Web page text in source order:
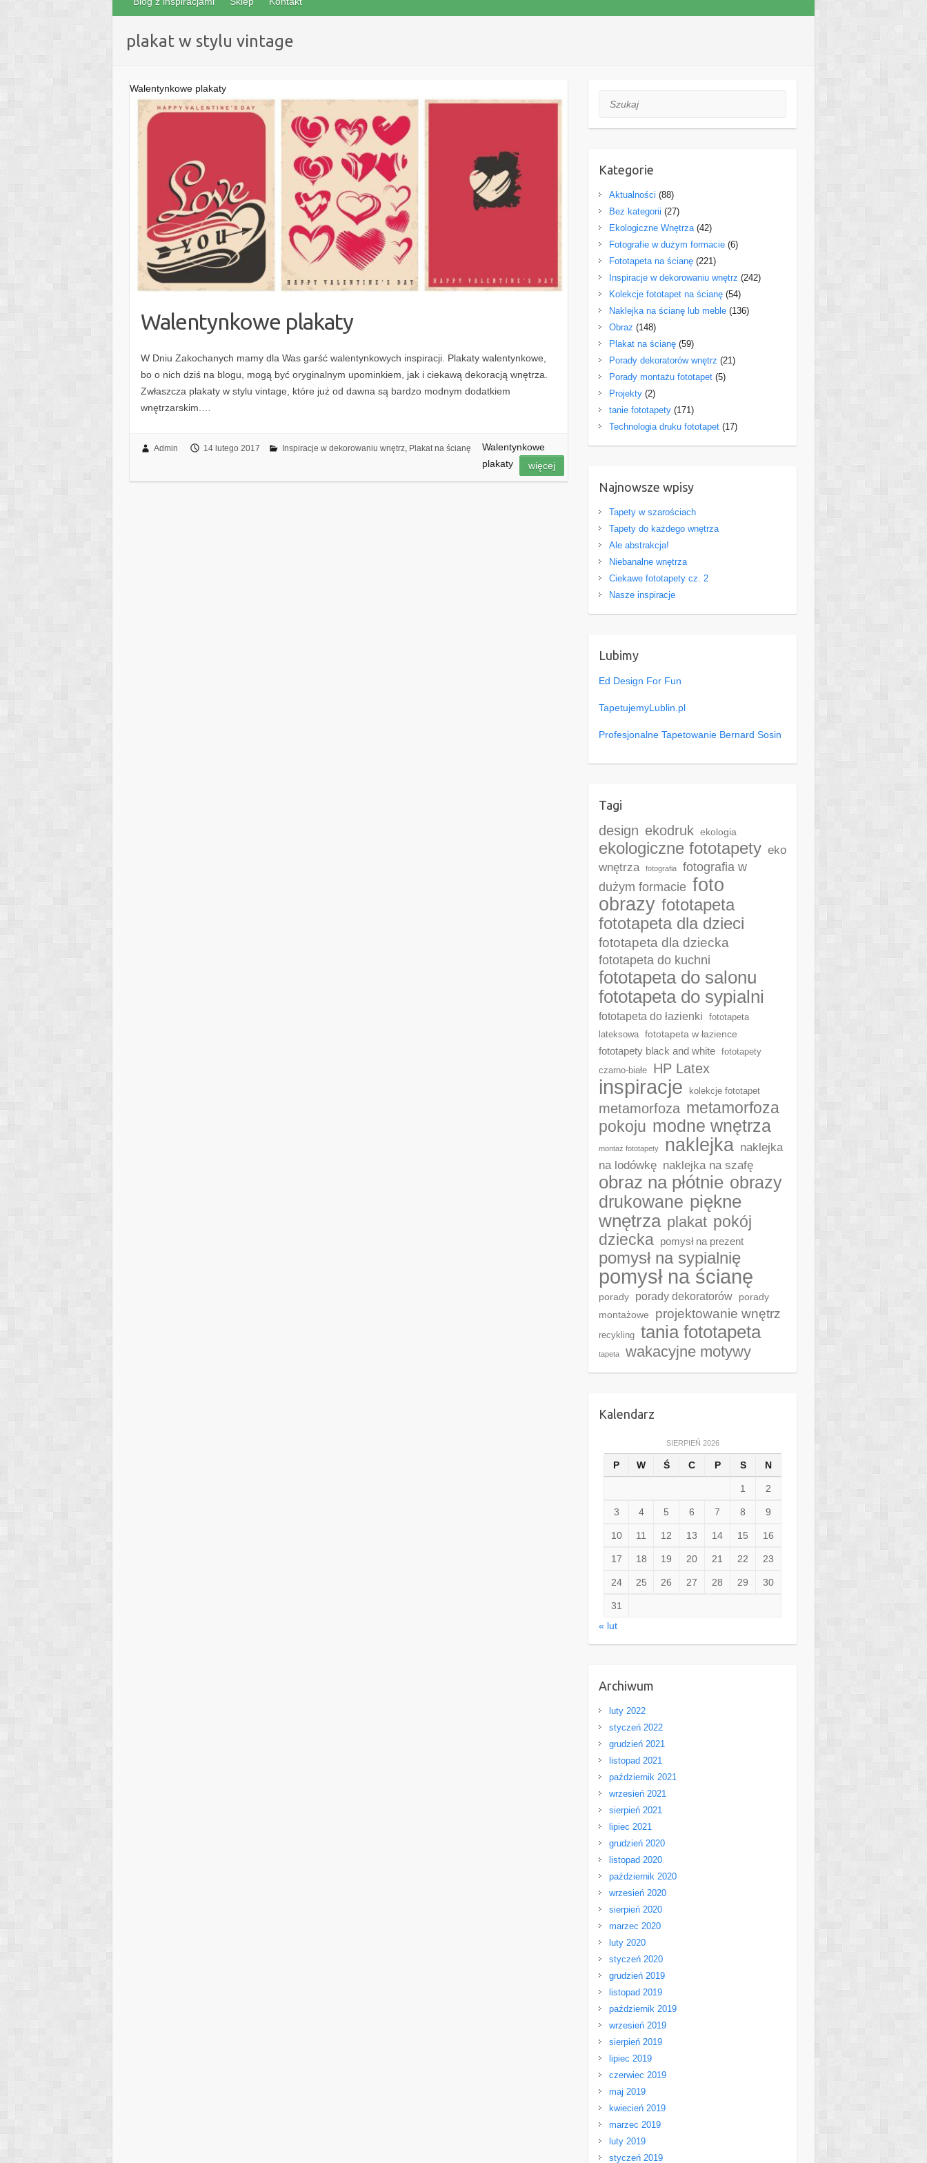
plakat w stylu vintage
Walentynkowe plakaty
Walentynkowe plakaty
W Dniu Zakochanych mamy dla Was garść walentynkowych inspiracji. Plakaty walentynkowe,
bo o nich dziś na blogu, mogą być oryginalnym upominkiem, jak i ciekawą dekoracją wnętrza.
Zwłaszcza plakaty w stylu vintage, które już od dawna są bardzo modnym dodatkiem
wnętrzarskim.…
Admin 14 lutego 2017 Inspiracje w dekorowaniu wnętrz, Plakat na ścianę
Walentynkowe
plakaty
więcej
Szukaj
Kategorie
Aktualności (88)
Bez kategorii (27)
Ekologiczne Wnętrza(42)
Fotografie w dużym formacie(6)
Fototapeta na ścianę(221)
Inspiracje w dekorowaniu wnętrz (242)
Kolekcje fototapet na ścianę(54)
Naklejka na ścianę lub meble(136)
Obraz (148)
Plakat na ścianę(59)
Porady dekoratorów wnętrz (21)
Porady montażu fototapet(5)
Projekty(2)
tanie fototapety(171)
Technologia druku fototapet(17)
Najnowsze wpisy
Tapety w szarościach
Tapety do każdego wnętrza
Ale abstrakcja!
Niebanalne wnętrza
Ciekawe fototapety cz. 2
Nasze inspiracje
Lubimy
Ed Design For Fun
TapetujemyLublin.pl
Profesjonalne Tapetowanie Bernard Sosin
Tagi
design ekodruk ekologia
ekologiczne fototapety eko
wnętrza
fotografia
fotografia w
dużym formacie foto
obrazy fototapeta
fototapeta dla dzieci
fototapeta dla dziecka
fototapeta do kuchni
fototapeta do salonu
fototapeta do sypialni
fototapeta do łazienki
fototapeta
lateksowa
fototapeta w łazience
fototapety black and white
fototapety
czarno-białe
HP Latex
inspiracje kolekcje fototapet
metamorfoza metamorfoza
pokoju modne wnętrza
montaż fototapety naklejka naklejka
na lodówkę naklejka na szafę
obraz na płótnie obrazy
drukowane piękne
wnętrza plakat pokój
dziecka pomysł na prezent
pomysł na sypialnię
pomysł na ścianę
porady porady dekoratorów
porady
montażowe
projektowanie wnętrz
recykling tania fototapeta
tapeta wakacyjne motywy
Kalendarz
SIERPIEŃ 2026
P W Ś C P S N
1 2
3 4 5 6 7 8 9
10 11 12 13 14 15 16
17 18 19 20 21 22 23
24 25 26 27 28 29 30
31
« lut
Archiwum
luty 2022
styczeń 2022
grudzień 2021
listopad 2021
październik 2021
wrzesień 2021
sierpień 2021
lipiec 2021
grudzień 2020
listopad 2020
październik 2020
wrzesień 2020
sierpień 2020
marzec 2020
luty 2020
styczeń 2020
grudzień 2019
listopad 2019
październik 2019
wrzesień 2019
sierpień 2019
lipiec 2019
czerwiec 2019
maj 2019
kwiecień 2019
marzec 2019
luty 2019
styczeń 2019